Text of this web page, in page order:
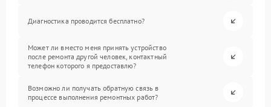
Диагностика проводится бесплатно?
Может ли вместо меня принять устройство
после ремонта другой человек, контактный
телефон которого я предоставлю?
Возможно ли получать обратную связь в
процессе выполнения ремонтных работ?